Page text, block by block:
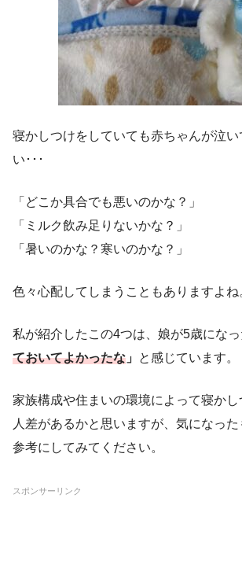
寝かしつけをしていても赤ちゃんが泣
い･･･
「どこか具合でも悪いのかな？」
「ミルク飲み足りないかな？」
「暑いのかな？寒いのかな？」
色々心配してしまうこともありますよね
私が紹介したこの4つは、娘が5歳にな
ておいてよかったな 」 と感じています。
家族構成や住まいの環境によって寝か
人差があるかと思いますが、気になっ
参考にしてみてください。
スポンサーリンク